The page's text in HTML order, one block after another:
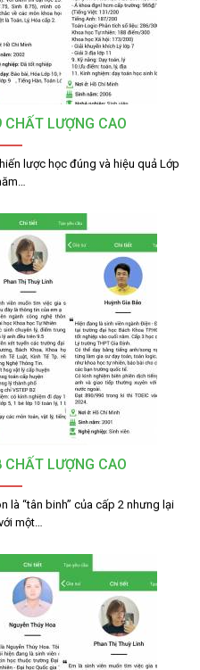
CHẤT LƯỢNG CAO
lược học đúng và hiệu quả Lớp
CHẤT LƯỢNG CAO
là “tân binh” của cấp 2 nhưng lại
một…